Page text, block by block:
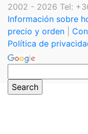
2002 - 2026 Tel:
Información sobre
precio y orden
Política de